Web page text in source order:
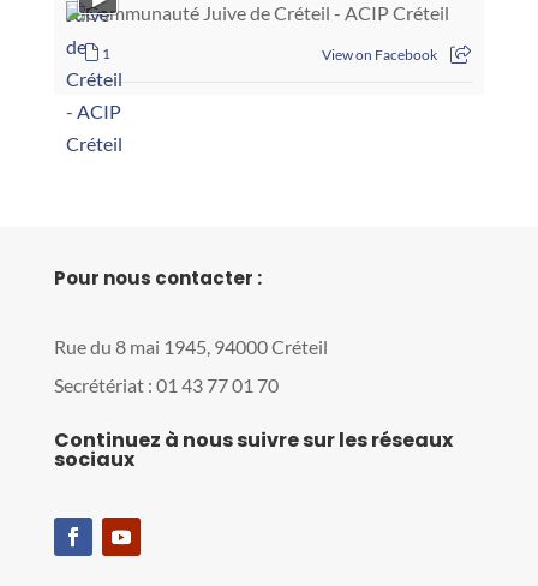
1 View on Facebook
Pour nous contacter :
Rue du 8 mai 1945, 94000 Créteil
Secrétériat : 01 43 77 01 70
Continuez à nous suivre sur les réseaux
sociaux